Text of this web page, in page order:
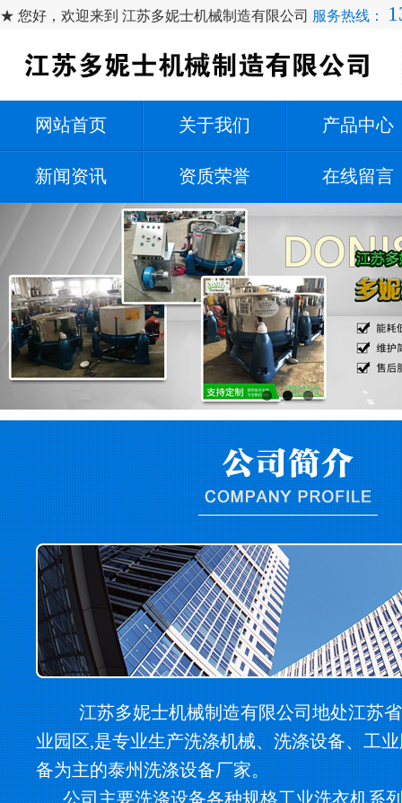
★ 您好，欢迎来到 江苏多妮士机械制造有限公司 服务热线：
网站首页 关于我们 产品中心
新闻资讯 资质荣誉 在线留言
江苏多妮士机械制造有限公司地处江苏
业园区,是专业生产洗涤机械、洗涤设备、工
备为主的泰州洗涤设备厂家。
公司主要洗涤设备各种规格工业洗衣机系